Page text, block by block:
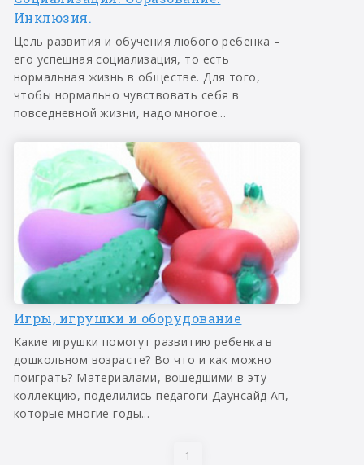
Инклюзия.
Цель развития и обучения любого ребенка –
его успешная социализация, то есть
нормальная жизнь в обществе. Для того,
чтобы нормально чувствовать себя в
повседневной жизни, надо многое...
Игры, игрушки и оборудование
Какие игрушки помогут развитию ребенка в
дошкольном возрасте? Во что и как можно
поиграть? Материалами, вошедшими в эту
коллекцию, поделились педагоги Даунсайд Ап,
которые многие годы...
1